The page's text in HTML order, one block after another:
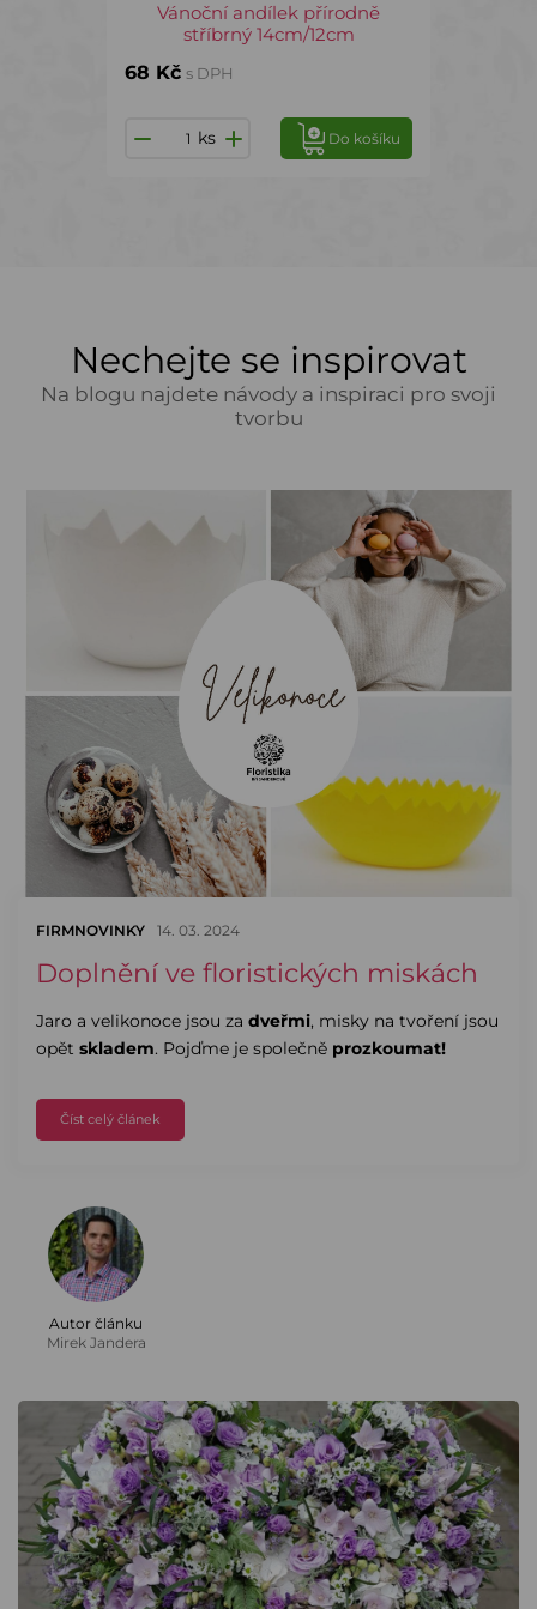
Vánoční andílek přírodně
stříbrný 14cm/12cm
68 Kč s DPH
ks Do košíku
Nechejte se inspirovat
Na blogu najdete návody a inspiraci pro svoji
tvorbu
FIRMNOVINKY 14. 03. 2024
Doplnění ve floristických miskách
Jaro a velikonoce jsou za dveřmi, misky na tvoření jsou
opět skladem. Pojďme je společně prozkoumat!
Číst celý článek
Autor článku
Mirek Jandera